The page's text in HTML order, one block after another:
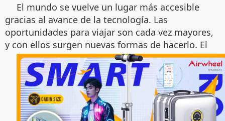
El mundo se vuelve un lugar más accesible
gracias al avance de la tecnología. Las
oportunidades para viajar son cada vez mayores,
y con ellos surgen nuevas formas de hacerlo. El